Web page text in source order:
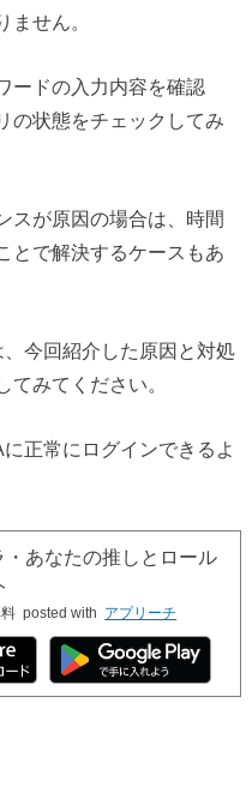
せん。
ードの入力内容を確認
の状態をチェックしてみ
スが原因の場合は、時間
とで解決するケースもあ
今回紹介した原因と対処
みてください。
正常にログインできるよ
・あなたの推しとロール
posted with アプリーチ